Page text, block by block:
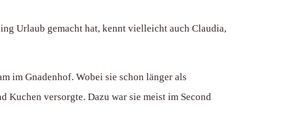
Urlaub gemacht hat, kennt vielleicht auch Claudia,
im Gnadenhof. Wobei sie schon länger als
versorgte. Dazu war sie meist im Second